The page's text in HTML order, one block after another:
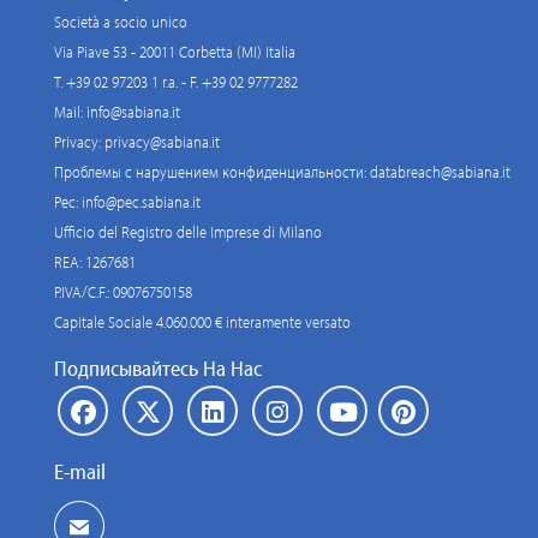
Società a socio unico
Via Piave 53 - 20011 Corbetta (MI) Italia
T. +39 02 97203 1 r.a. - F. +39 02 9777282
Mail: info@sabiana.it
Privacy: privacy@sabiana.it
Проблемы с нарушением конфиденциальности:databreach@sabiana.it
Pec: info@pec.sabiana.it
Ufficio del Registro delle Imprese di Milano
REA: 1267681
P.IVA/C.F.: 09076750158
Capitale Sociale 4.060.000 € interamente versato
Подписывайтесь На Нас
E-mail